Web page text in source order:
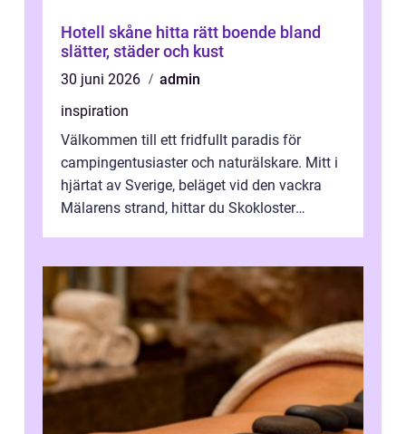
Hotell skåne hitta rätt boende bland
slätter, städer och kust
30 juni 2026
admin
inspiration
Välkommen till ett fridfullt paradis för
campingentusiaster och naturälskare. Mitt i
hjärtat av Sverige, beläget vid den vackra
Mälarens strand, hittar du Skokloster